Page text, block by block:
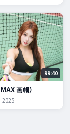
99:40
画幅）
2025